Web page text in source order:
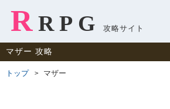
R RPG 攻略サイト
マザー 攻略
トップ マザー